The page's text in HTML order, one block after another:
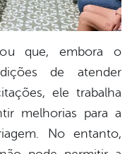
que, embora o
de atender
ele trabalha
melhorias para a
No entanto,